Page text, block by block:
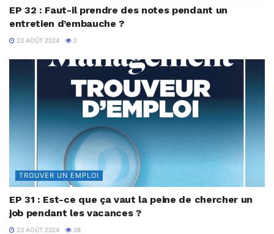
EP 32 : Faut-il prendre des notes pendant un
entretien d’embauche ?
23 AOÛT 2024 2
TROUVER UN EMPLOI
EP 31 : Est-ce que ça vaut la peine de chercher un
job pendant les vacances ?
23 AOÛT 2024 28